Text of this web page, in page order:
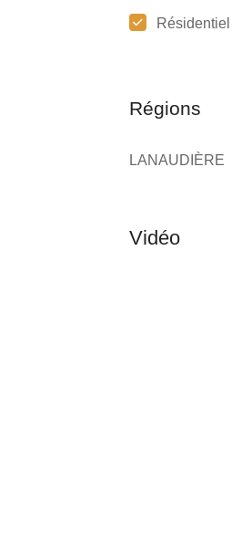
Résidentiel
Régions
LANAUDIÈRE